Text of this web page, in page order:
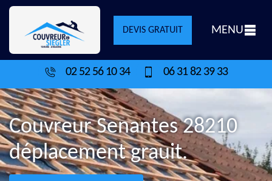
DEVIS GRATUIT MENU
02 52 56 10 34 06 31 82 39 33
Couvreur Senantes 28210
déplacement grauit.